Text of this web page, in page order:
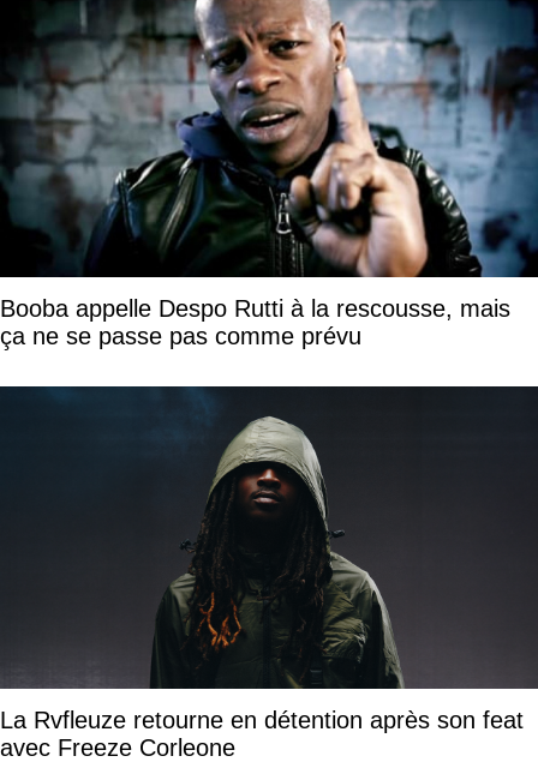
Booba appelle Despo Rutti à la rescousse, mais
ça ne se passe pas comme prévu
La Rvfleuze retourne en détention après son feat
avec Freeze Corleone